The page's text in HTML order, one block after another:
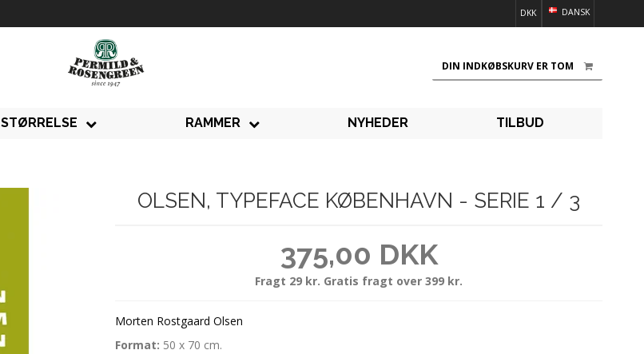
DANSK
DKK
DIN INDKØBSKURV ER TOM
STØRRELSE RAMMER NYHEDER TILBUD
OLSEN, TYPEFACE KØBENHAVN - SERIE 1 / 3
375,00 DKK
Fragt 29 kr. Gratis fragt over 399 kr.
Morten Rostgaard Olsen
Format: 50 x 70 cm.